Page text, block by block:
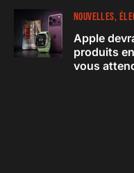
NOUVELLES
Apple
produits
vous